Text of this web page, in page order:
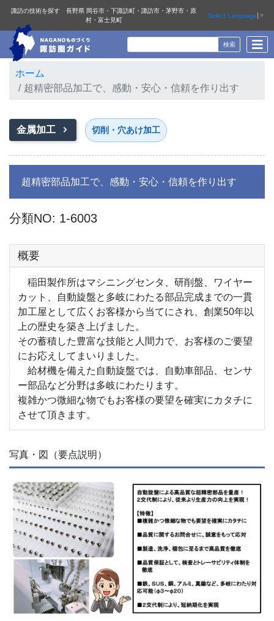
諏訪の技術を探す 長野県 岡谷市・下諏訪町・諏訪市・茅野市・原
村・富士見町
Select Language ▼
ホーム
超精密部品加工で、感動・安心・信頼を作り出す
金属加工 切削・穴あけ加工
超精密部品加工で、感動・安心・信頼を作り出す
分類NO: 1-6003
概要
稲田製作所はマシニングセンタ、研削盤、ワイヤー
カット、自動旋盤と多岐にわたる部品完成までの一貫
加工屋として広くお客様から当てにされ、創業50年以
上の歴史を築き上げました。
その蓄積した豊富な技能と人間力で、お客様のご要望
にお応えしてまいりました。
給材機を備えた自動旋盤では、自動車部品、センサ
ー部品など分野は多岐にわたります。
複雑かつ微細な物でもお客様の要望を確実にカタチに
させて頂きます。
写真・図（要点説明）